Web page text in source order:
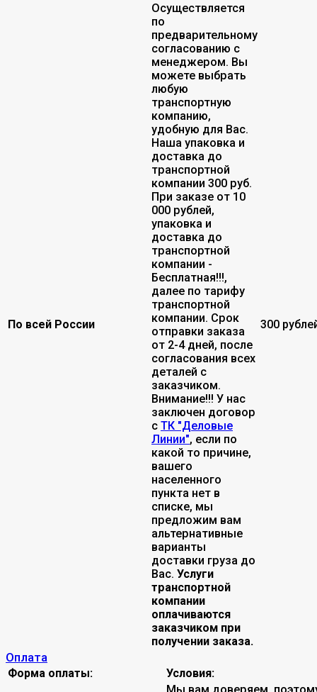
По всей России
Осуществляется
по
предварительному
согласованию с
менеджером. Вы
можете выбрать
любую
транспортную
компанию,
удобную для Вас.
Наша упаковка и
доставка до
транспортной
компании 300 руб.
При заказе от 10
000 рублей,
упаковка и
доставка до
транспортной
компании -
Бесплатная!!!,
далее по тарифу
транспортной
компании. Срок
отправки заказа
от 2-4 дней, после
согласования всех
деталей с
заказчиком.
Внимание!!! У нас
заключен договор
с ТК "Деловые
Линии", если по
какой то причине,
вашего
населенного
пункта нет в
списке, мы
предложим вам
альтернативные
варианты
доставки груза до
Вас. Услуги
транспортной
компании
оплачиваются
заказчиком при
получении заказа.
300
Оплата
Форма оплаты:
Условия: